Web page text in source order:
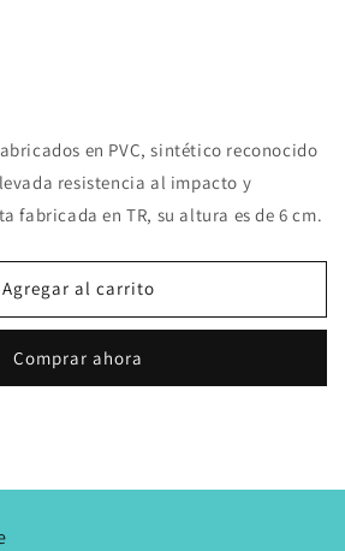
en PVC, sintético reconocido
resistencia al impacto y
fabricada en TR, su altura es de 6 cm.
Agregar al carrito
Comprar ahora